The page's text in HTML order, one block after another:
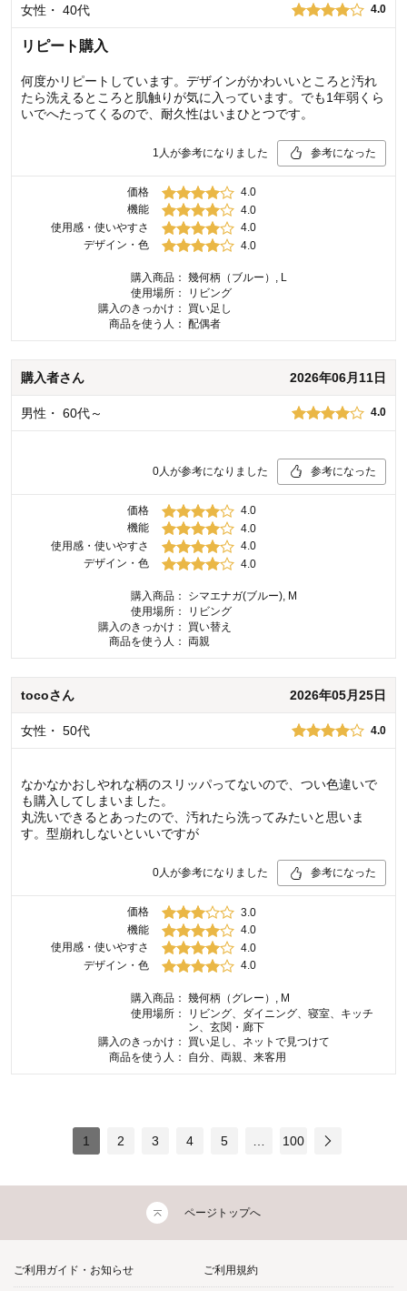
女性 ・ 40代 4.0
リピート購入
何度かリピートしています。デザインがかわいいところと汚れ
たら洗えるところと肌触りが気に入っています。でも1年弱くら
いでへたってくるので、耐久性はいまひとつです。
1 人が参考になりました 参考になった
価格
4.0
機能
4.0
使用感・使いやすさ
4.0
デザイン・色
4.0
購入商品： 幾何柄（ブルー）, L
使用場所：
リビング
購入のきっかけ：
買い足し
商品を使う人： 配偶者
購入者さん 2026年06月11日
男性 ・ 60代～ 4.0
0人が参考になりました 参考になった
価格
4.0
機能
4.0
使用感・使いやすさ
4.0
デザイン・色
4.0
購入商品：
シマエナガ(ブルー), M
使用場所：
リビング
購入のきっかけ：
買い替え
商品を使う人： 両親
tocoさん 2026年05月25日
女性 ・ 50代 4.0
なかなかおしやれな柄のスリッパってないので、つい色違いで
も購入してしまいました。
丸洗いできるとあったので、汚れたら洗ってみたいと思いま
す。型崩れしないといいですが
0人が参考になりました 参考になった
価格
3.0
機能
4.0
使用感・使いやすさ
4.0
デザイン・色
4.0
購入商品： 幾何柄（グレー）, M
使用場所：
リビング、ダイニング、寝室、キッチ
ン、玄関・廊下
購入のきっかけ：
買い足し、ネットで見つけて
商品を使う人：
自分、両親、来客用
1 2 3 4 5 … 100
ページトップへ
ご利用ガイド・お知らせ ご利用規約